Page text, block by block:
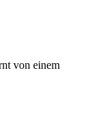
von einem